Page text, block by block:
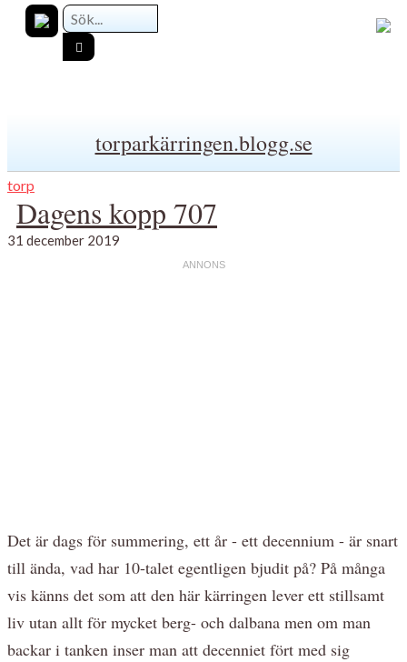
torparkärringen.blogg.se
torp
Dagens kopp 707
31 december 2019
Det är dags för summering, ett år - ett decennium - är snart
till ända, vad har 10-talet egentligen bjudit på? På många
vis känns det som att den här kärringen lever ett stillsamt
liv utan allt för mycket berg- och dalbana men om man
backar i tanken inser man att decenniet fört med sig